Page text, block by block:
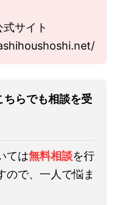
式サイト
ちらでも相談を受
ては無料相談を行
ので、一人で悩ま